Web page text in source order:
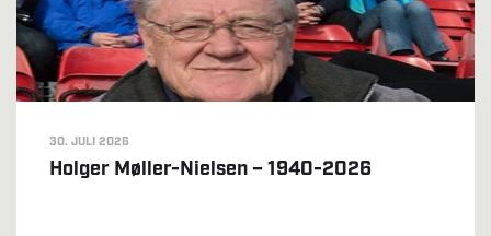
30. JULI 2026
Holger Møller-Nielsen – 1940-2026